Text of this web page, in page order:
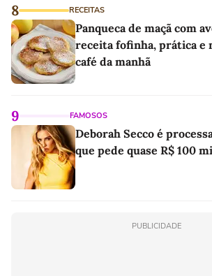
8 RECEITAS
Panqueca de maçã com
receita fofinha, prática e
café da manhã
9 FAMOSOS
Deborah Secco é
que pede quase R$ 100
PUBLICIDADE